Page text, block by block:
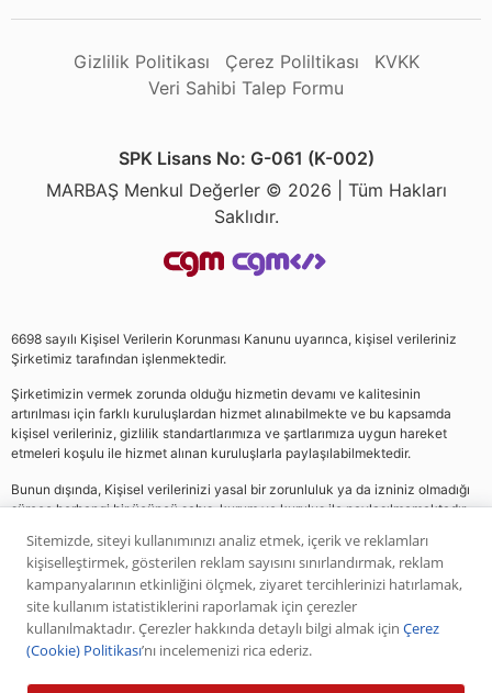
Gizlilik Politikası Çerez Poliltikası
KVKK
Veri Sahibi Talep Formu
SPK Lisans No: G-061 (K-002)
MARBAŞ Menkul Değerler © 2026 | Tüm Hakları
Saklıdır.
6698 sayılı Kişisel Verilerin Korunması Kanunu uyarınca, kişisel verileriniz
Şirketimiz tarafından işlenmektedir.
Şirketimizin vermek zorunda olduğu hizmetin devamı ve kalitesinin
artırılması için farklı kuruluşlardan hizmet alınabilmekte ve bu kapsamda
kişisel verileriniz, gizlilik standartlarımıza ve şartlarımıza uygun hareket
etmeleri koşulu ile hizmet alınan kuruluşlarla paylaşılabilmektedir.
Bunun dışında, Kişisel verilerinizi yasal bir zorunluluk ya da izniniz olmadığı
sürece herhangi bir üçüncü şahıs, kurum ve kuruluş ile paylaşılmamaktadır.
Web sitemizde yer alan analiz, yorum ve tavsiyeler yatırım danışmanlığı
kapsamında değildir. Bu tavsiyeler genel nitelikte olup, özel olarak sizin mali
durumunuz ile risk ve getiri tercihlerinize uygun olarak hazırlanmamıştır. Bu
nedenle, sadece burada yer alan bilgilere dayanılarak yatırım kararı verilmesi
beklentilerinize uygun sonuçlar doğurmayabilir. Yapılan tüm yorumlar
Sitemizde, siteyi kullanımınızı analiz etmek, içerik ve reklamları
kişiselleştirmek, gösterilen reklam sayısını sınırlandırmak, reklam
kampanyalarının etkinliğini ölçmek, ziyaret tercihlerinizi hatırlamak,
site kullanım istatistiklerini raporlamak için çerezler
kullanılmaktadır. Çerezler hakkında detaylı bilgi almak için Çerez
(Cookie) Politikası’nı incelemenizi rica ederiz.